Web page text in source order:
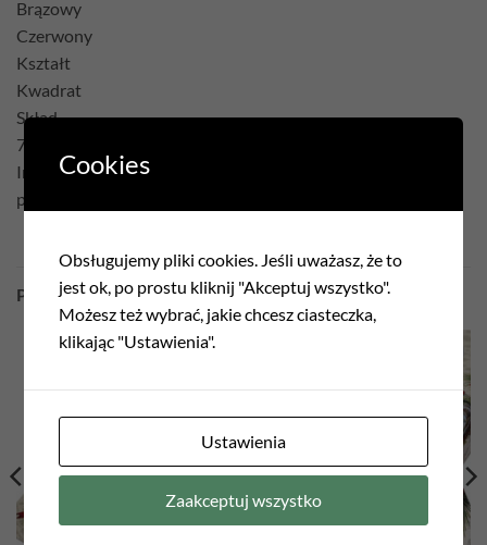
Brązowy
Czerwony
Kształt
Kwadrat
Skład
75% Poliester 22% Bawełna 3% Akryl
Inne
poszewka dwustronna
PODOBNE PRODUKTY
Cookies
Obsługujemy pliki cookies. Jeśli uważasz, że to
jest ok, po prostu kliknij "Akceptuj wszystko".
Możesz też wybrać, jakie chcesz ciasteczka,
klikając "Ustawienia".
Ustawienia
Zaakceptuj wszystko